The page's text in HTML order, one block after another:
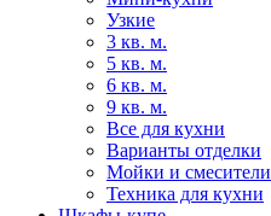
Узкие
3 кв. м.
5 кв. м.
6 кв. м.
9 кв. м.
Все для кухни
Варианты отделки
Мойки и смесители
Техника для кухни